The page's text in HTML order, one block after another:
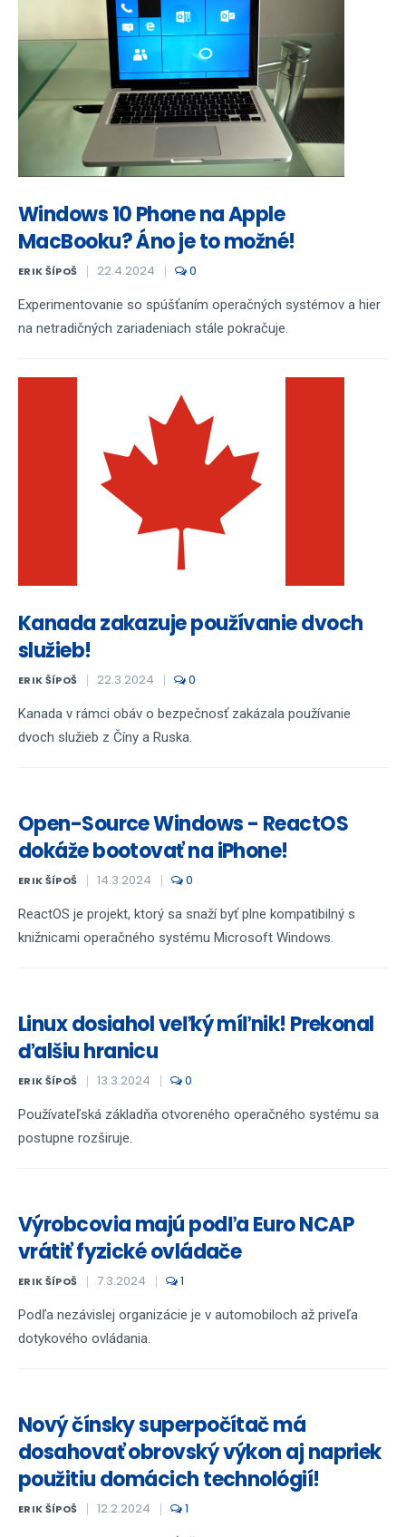
Windows 10 Phone na Apple
MacBooku? Áno je to možné!
ERIK ŠÍPOŠ 22.4.2024 0
Experimentovanie so spúšťaním operačných systémov a hier
na netradičných zariadeniach stále pokračuje.
Kanada zakazuje používanie dvoch
služieb!
ERIK ŠÍPOŠ 22.3.2024 0
Kanada v rámci obáv o bezpečnosť zakázala používanie
dvoch služieb z Číny a Ruska.
Open-Source Windows - ReactOS
dokáže bootovať na iPhone!
ERIK ŠÍPOŠ 14.3.2024 0
ReactOS je projekt, ktorý sa snaží byť plne kompatibilný s
knižnicami operačného systému Microsoft Windows.
Linux dosiahol veľký míľnik! Prekonal
ďalšiu hranicu
ERIK ŠÍPOŠ 13.3.2024 0
Používateľská základňa otvoreného operačného systému sa
postupne rozširuje.
Výrobcovia majú podľa Euro NCAP
vrátiť fyzické ovládače
ERIK ŠÍPOŠ 7.3.2024 1
Podľa nezávislej organizácie je v automobiloch až priveľa
dotykového ovládania.
Nový čínsky superpočítač má
dosahovať obrovský výkon aj napriek
použitiu domácich technológií!
ERIK ŠÍPOŠ 12.2.2024 1